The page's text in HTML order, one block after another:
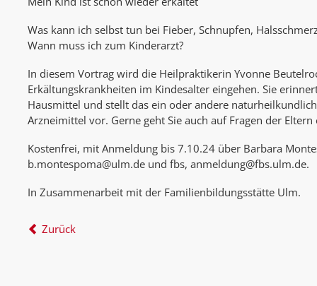
Was kann ich selbst tun bei Fieber, Schnupfen,
Wann muss ich zum Kinderarzt?
In diesem Vortrag wird die Heilpraktikerin Yvonne
Erkältungskrankheiten im Kindesalter eingehen. Sie
Hausmittel und stellt das ein oder andere
Arzneimittel vor. Gerne geht Sie auch auf Fragen der Eltern
Kostenfrei, mit Anmeldung bis 7.10.24 über Barbara
b.montespoma@ulm.de und fbs, anmeldung@fbs.ulm.de.
In Zusammenarbeit mit der Familienbildungsstätte Ulm.
Zurück